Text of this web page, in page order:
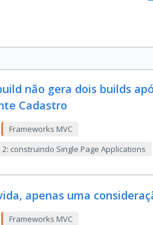
não gera dois builds
Cadastro
Frameworks MVC
construindo Single Page Applications
apenas uma
Frameworks MVC